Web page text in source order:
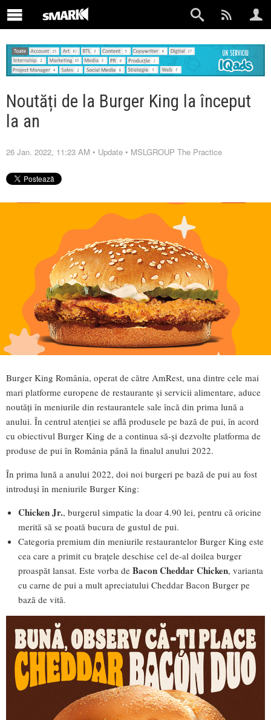
Noutăți de la Burger King la început
la an
26 Jan. 2022, 11:23 AM • Update • MSLGROUP The Practice
Burger King România, operat de către AmRest, una dintre cele mai
mari platforme europene de restaurante și servicii alimentare, aduce
noutăți în meniurile din restaurantele sale încă din prima lună a
anului. În centrul atenției se află produsele pe bază de pui, în acord
cu obiectivul Burger King de a continua să-și dezvolte platforma de
produse de pui în România până la finalul anului 2022.
În prima lună a anului 2022, doi noi burgeri pe bază de pui au fost
introduși în meniurile Burger King:
Chicken Jr., burgerul simpatic la doar 4.90 lei, pentru că oricine
merită să se poată bucura de gustul de pui.
Categoria premium din meniurile restaurantelor Burger King este
cea care a primit cu brațele deschise cel de-al doilea burger
proaspăt lansat. Este vorba de Bacon Cheddar Chicken, varianta
cu carne de pui a mult apreciatului Cheddar Bacon Burger pe
bază de vită.